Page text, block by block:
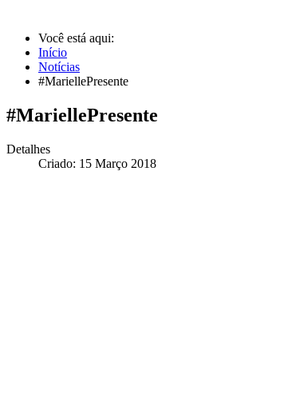
Você está aqui:
Início
Notícias
#MariellePresente
#MariellePresente
Detalhes
Criado: 15 Março 2018